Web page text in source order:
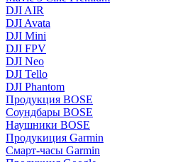
DJI AIR
DJI Avata
DJI Mini
DJI FPV
DJI Neo
DJI Tello
DJI Phantom
Продукция BOSE
Соундбары BOSE
Наушники BOSE
Продукиция Garmin
Смарт-часы Garmin